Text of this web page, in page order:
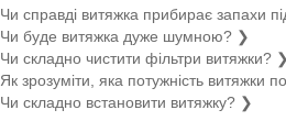
Чи справді витяжка прибирає запахи
Чи буде витяжка дуже шумною? ❯
Чи складно чистити фільтри витяжки? ❯
Як зрозуміти, яка потужність витяжки
Чи складно встановити витяжку? ❯